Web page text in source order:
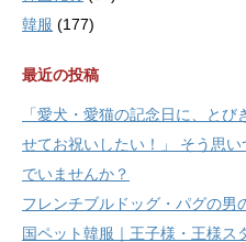
韓服 (177)
最近の投稿
「愛犬・愛猫の記念日に、と
せてお祝いしたい！」 そう思
でいませんか？
フレンチブルドッグ・パグの男
国ペット韓服｜王子様・王様ス